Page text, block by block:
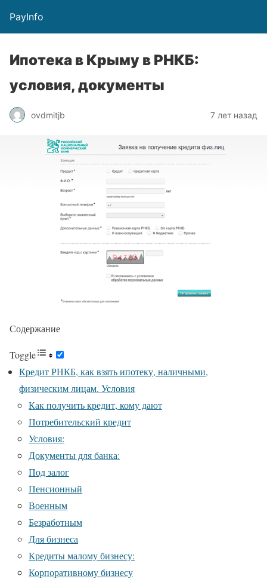
PayInfo
Ипотека в Крыму в РНКБ:
условия, документы
ovdmitjb 7 лет назад
Содержание
Toggle
Кредит РНКБ, как взять ипотеку, наличными,
физическим лицам. Условия
Как получить кредит, кому дают
Потребительский кредит
Условия:
Документы для банка:
Под залог
Пенсионный
Военным
Безработным
Для бизнеса
Кредиты малому бизнесу:
Корпоративному бизнесу